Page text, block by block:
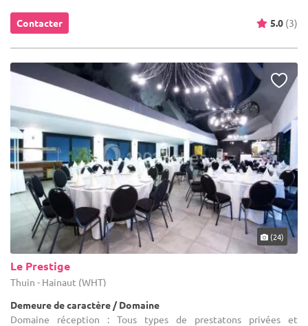
Contacter 5.0 (3)
(24)
Le Prestige
Thuin - Hainaut (WHT)
Demeure de caractère / Domaine
Domaine réception : Tous types de prestatons privées et